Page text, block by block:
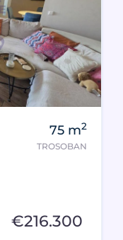
75 m2
TROSOBAN
€216.300